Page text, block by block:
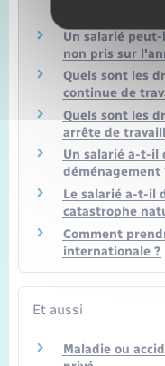
Un salarié
non pris sur
Quels sont les
continue de
Quels sont les
arrête de
Un salarié a-t-il
déménagement
Le salarié a-t-il
catastrophe
Comment
internationale ?
Et aussi
Maladie ou